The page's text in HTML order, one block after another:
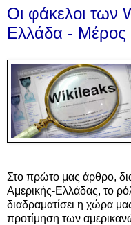
Οι φάκελοι των
Ελλάδα - Μέρος
Στο πρώτο μας άρθρο,
Αμερικής-Ελλάδας, το
διαδραματίσει η χώρα
προτίμηση των